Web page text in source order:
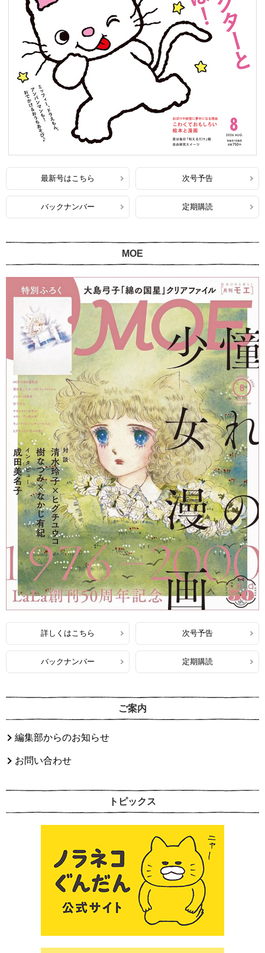
最新号はこちら 次号予告
バックナンバー 定期購読
MOE
詳しくはこちら 次号予告
バックナンバー 定期購読
ご案内
編集部からのお知らせ
お問い合わせ
トピックス